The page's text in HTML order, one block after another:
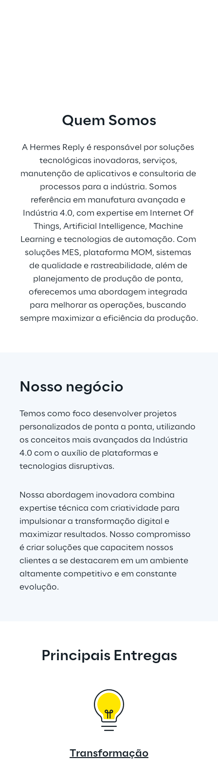
Quem Somos
A Hermes Reply é responsável por soluções
tecnológicas inovadoras, serviços,
manutenção de aplicativos e consultoria de
processos para a indústria. Somos
referência em manufatura avançada e
Indústria 4.0, com expertise em Internet Of
Things, Artificial Intelligence, Machine
Learning e tecnologias de automação. Com
soluções MES, plataforma MOM, sistemas
de qualidade e rastreabilidade, além de
planejamento de produção de ponta,
oferecemos uma abordagem integrada
para melhorar as operações, buscando
sempre maximizar a eficiência da produção.
Nosso negócio
Temos como foco desenvolver projetos
personalizados de ponta a ponta, utilizando
os conceitos mais avançados da Indústria
4.0 com o auxílio de plataformas e
tecnologias disruptivas.
Nossa abordagem inovadora combina
expertise técnica com criatividade para
impulsionar a transformação digital e
maximizar resultados. Nosso compromisso
é criar soluções que capacitem nossos
clientes a se destacarem em um ambiente
altamente competitivo e em constante
evolução.
Principais Entregas
Transformação